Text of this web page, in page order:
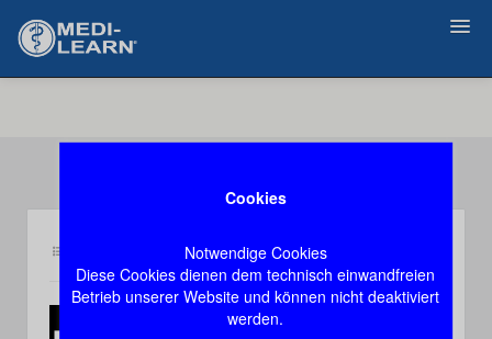
Cookies
Notwendige Cookies
Diese Cookies dienen dem technisch einwandfreien
Betrieb unserer Website und können nicht deaktiviert
werden.
Demozugang, das Video stoppt nach 60 Sekunden